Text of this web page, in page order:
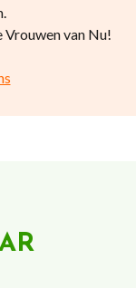
Vrouwen van Nu!